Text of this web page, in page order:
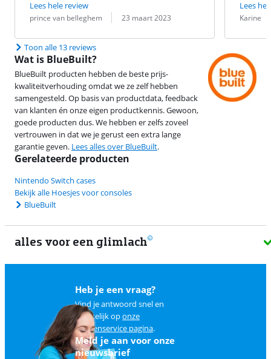
Lees hele review
Beoordeling door:
prince van belleghem
Datum: 23 maart 2023
Lees
Karine
Datum:
Toon alle 13 reviews
Wat is BlueBuilt?
BlueBuilt producten hebben de beste prijs-
kwaliteitverhouding omdat we ze zelf hebben
samengesteld. Op basis van productdata, feedback
van klanten én onze eigen productkennis. Gewoon,
goede producten dus. We hebben er zelfs zoveel
vertrouwen in dat we je gerust een extra lange
garantie geven. Lees alles over BlueBuilt.
Gerelateerde producten
Nintendo Switch cases
Bekijk alle Hoesjes voor consoles
BlueBuilt
alles voor een glimlach
Heb je een vraag?
Vind je antwoord snel en
makkelijk oponze
klantenservice pagina.
Meld je aan voor onze
nieuwsbrief